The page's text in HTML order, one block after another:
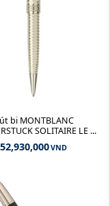
bi MONTBLANC
SOLITAIRE LE ...
52,930,000VND